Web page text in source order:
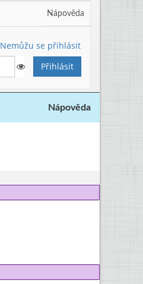
Nápověda
Nemůžu se přihlásit
Nápověda